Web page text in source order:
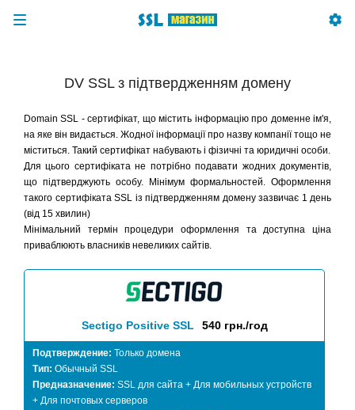
DV SSL з підтвердженням домену
Domain SSL - сертифікат, що містить інформацію про доменне ім'я,
на яке він видається. Жодної інформації про назву компанії тощо не
міститься. Такий сертифікат набувають і фізичні та юридичні особи.
Для цього сертифіката не потрібно подавати жодних документів,
що підтверджують особу. Мінімум формальностей. Оформлення
такого сертифіката SSL із підтвердженням домену зазвичає 1 день
(від 15 хвилин)
Мінімальний термін процедури оформлення та доступна ціна
приваблюють власників невеликих сайтів.
Sectigo Positive SSL 540 грн./год
Подтверждение: Только домена
Тип: Обычный SSL
Предназначение: SSL для сайта + Для мобильных устройств
+ Для почтовых серверов